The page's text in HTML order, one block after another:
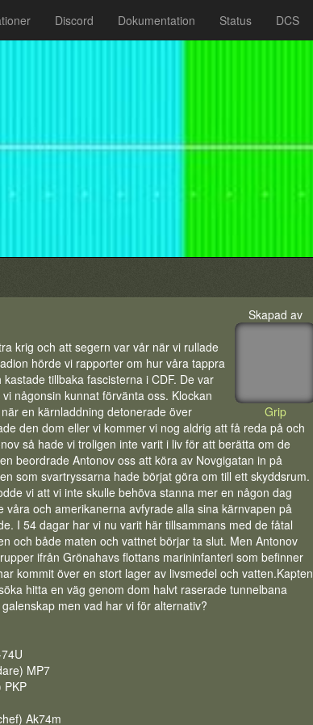
Discord Dokumentation Status DCS
Skapad av
Grip
krig och att segern var vår när vi rullade
hörde vi rapporter om hur våra tappra
tillbaka fascisterna i CDF. De var
någonsin kunnat förvänta oss. Klockan
en kärnladdning detonerade över
den dom eller vi kommer vi nog aldrig att få reda på och
så hade vi troligen inte varit i liv för att berätta om de
beordrade Antonov oss att köra av Novgigatan in på
som svartryssarna hade börjat göra om till ett skyddsrum.
vi att vi inte skulle behöva stanna mer en någon dag
våra och amerikanerna avfyrade alla sina kärnvapen på
I 54 dagar har vi nu varit här tillsammans med de fåtal
och både maten och vattnet börjar ta slut. Men Antonov
ifrån Grönahavs flottans marininfanteri som befinner
kommit över en stort lager av livsmedel och vatten.Kapten
hitta en väg genom dom halvt raserade tunnelbana
men vad har vi för alternativ?
MP7
PKP
Ak74m